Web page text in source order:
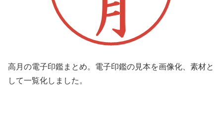
高月の電子印鑑まとめ。電子印鑑の見本を画像化、素材と
して一覧化しました。